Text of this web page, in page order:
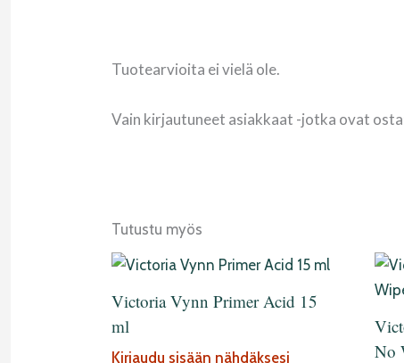
Tuotearvioita ei vielä ole.
Vain kirjautuneet asiakkaat -jotka ovat
Tutustu myös
Victoria Vynn Primer Acid 15
ml
Kirjaudu sisään nähdäksesi
No